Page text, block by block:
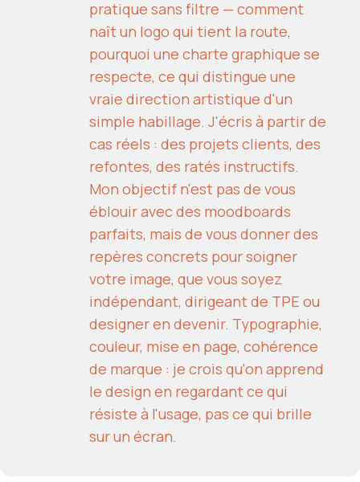
pratique sans filtre — comment
naît un logo qui tient la route,
pourquoi une charte graphique se
respecte, ce qui distingue une
vraie direction artistique d'un
simple habillage. J'écris à partir de
cas réels : des projets clients, des
refontes, des ratés instructifs.
Mon objectif n'est pas de vous
éblouir avec des moodboards
parfaits, mais de vous donner des
repères concrets pour soigner
votre image, que vous soyez
indépendant, dirigeant de TPE ou
designer en devenir. Typographie,
couleur, mise en page, cohérence
de marque : je crois qu'on apprend
le design en regardant ce qui
résiste à l'usage, pas ce qui brille
sur un écran.